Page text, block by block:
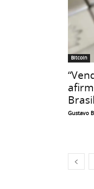
Bitcoin
Brasil
Gustavo